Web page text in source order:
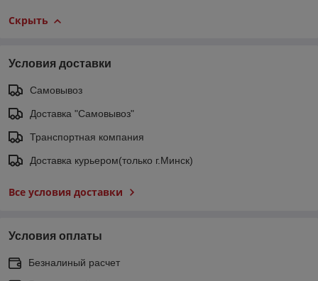
Скрыть
Условия доставки
Самовывоз
Доставка "Самовывоз"
Транспортная компания
Доставка курьером(только г.Минск)
Все условия доставки
Условия оплаты
Безналиный расчет